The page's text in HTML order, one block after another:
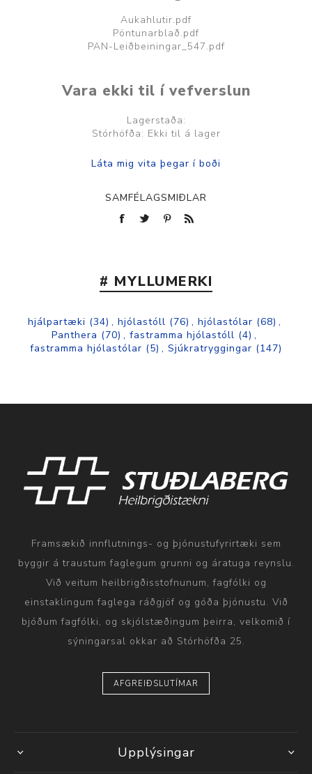
Aukahlutir.pdf
Pöntunarblað.pdf
PAN-Leiðbeiningar_547.pdf
Vara ekki til í vefverslun
Lagerstaða:
Stórhöfða: Ekki til á lager
SAMFÉLAGSMIÐLAR
# MYLLUMERKI
hjálpartæki (34) , hjólastóll (76) , hjólastólar (68) ,
Panthera (70) , fastramma hjólastóll (4) ,
fastramma hjólastólar (5) , Sjúkratryggingar (147)
Framsækið innflutnings- og þjónustufyrirtæki sem
byggir á traustum faglegum grunni og áratuga reynslu.
Við veitum heilbrigðisstofnunum, fagfólki og
einstaklingum faglega ráðgjöf og góða þjónustu. Við
bjóðum fagfólki, og skjólstæðingum þeirra, velkomið í
sýningarsal okkar að Stórhöfða 25.
AFGREIÐSLUTÍMAR
Upplýsingar